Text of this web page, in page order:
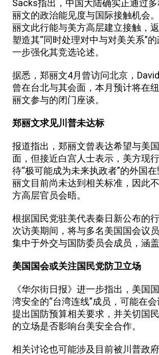
Sacks指出，中国大陆确实正通过
丽文的政治能见度与国际接触机会
丽文此行能与美方高层建立接触，
塑造其“同时处理对中与对美关系”
一步强化其竞选论述。
据悉，郑丽文4月曾访问北京，
曾在台北与其会面，本月预计将在
丽文参与的闭门座谈。
郑丽文求见川普未达标
报道指出，郑丽文曾表达希望与美
面，但接近白宫人士表示，美方现
待“极可能成为未来执政者”的外国
丽文目前尚未达到相关标准，因此
方高层官员会晤。
根据国民党驻美代表秦日新公布的
次访美期间，将与多名美国国会议
集中于外交与国防委员会成员，涵盖
美国国会或关注国民党防卫立场
《华尔街日报》进一步指出，美国
湾安全的“台湾连线”成员，可能在
提出国防预算相关要求，并关切国
的立场是否影响台美安全合作。
相关讨论也可能涉及目前被川普政